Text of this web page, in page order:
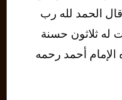
الحمد لله رب
له ثلاثون حسنة
أحمد رحمه